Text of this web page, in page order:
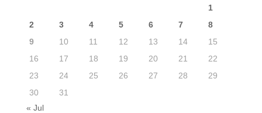
1
2
3 4 5 6 7
8
9
10 11 12 13 14
15
16
17 18 19 20 21
22
23
24 25 26 27 28
29
30
31
« Jul